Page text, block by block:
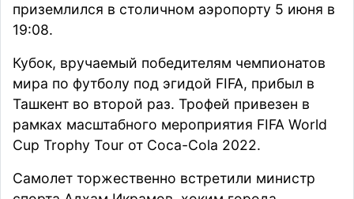
приземлился в столичном аэропорту 5 июня в
19:08.
Кубок, вручаемый победителям чемпионатов
мира по футболу под эгидой FIFA, прибыл в
Ташкент во второй раз. Трофей привезен в
рамках масштабного мероприятия FIFA World
Cup Trophy Tour от Coca-Cola 2022.
Самолет торжественно встретили министр